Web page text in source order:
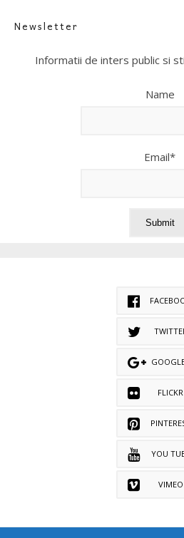
Newsletter
Informatii de inters public si
Name
Email*
FLICKR
YOU
VIMEO